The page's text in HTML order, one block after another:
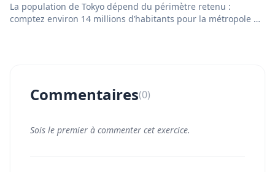
La population de Tokyo dépend du périmètre retenu :
comptez environ 14 millions d’habitants pour la métropole de
Commentaires(0)
Sois le premier à commenter cet exercice.